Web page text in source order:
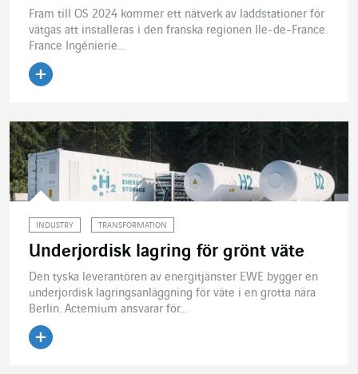
Fram till OS 2024 kommer ett nätverk av laddstationer för
vätgas att installeras i den franska regionen Ile-de-France.
France Ingénierie...
INDUSTRY TRANSFORMATION
Underjordisk lagring för grönt väte
Den tyska leverantören av energitjänster EWE bygger en
underjordisk lagringsanläggning för väte i en grotta nära
Berlin. Actemium ansvarar för...